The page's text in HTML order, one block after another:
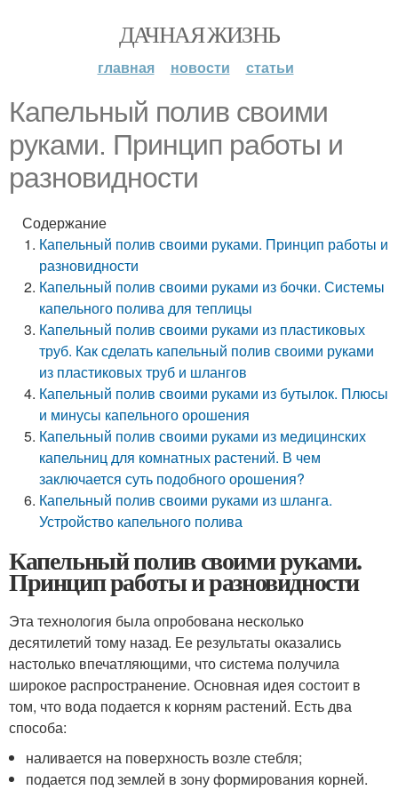
ДАЧНАЯ ЖИЗНЬ
главная новости статьи
Капельный полив своими
руками. Принцип работы и
разновидности
Содержание
Капельный полив своими руками. Принцип работы и
разновидности
Капельный полив своими руками из бочки. Системы
капельного полива для теплицы
Капельный полив своими руками из пластиковых
труб. Как сделать капельный полив своими руками
из пластиковых труб и шлангов
Капельный полив своими руками из бутылок. Плюсы
и минусы капельного орошения
Капельный полив своими руками из медицинских
капельниц для комнатных растений. В чем
заключается суть подобного орошения?
Капельный полив своими руками из шланга.
Устройство капельного полива
Капельный полив своими руками.
Принцип работы и разновидности
Эта технология была опробована несколько
десятилетий тому назад. Ее результаты оказались
настолько впечатляющими, что система получила
широкое распространение. Основная идея состоит в
том, что вода подается к корням растений. Есть два
способа:
наливается на поверхность возле стебля;
подается под землей в зону формирования корней.